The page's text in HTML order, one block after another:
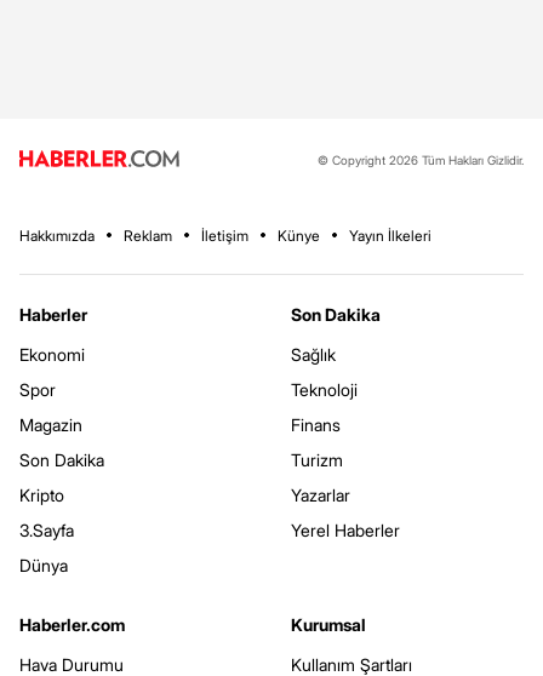
© Copyright 2026 Tüm Hakları Gizlidir.
Hakkımızda Reklam İletişim Künye Yayın İlkeleri
Haberler
Ekonomi
Spor
Magazin
Son Dakika
Kripto
3.Sayfa
Dünya
Son Dakika
Sağlık
Teknoloji
Finans
Turizm
Yazarlar
Yerel Haberler
Haberler.com
Hava Durumu
Kurumsal
Kullanım Şartları